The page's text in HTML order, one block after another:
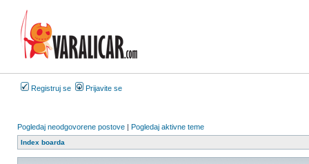
Registruj se Prijavite se
Pogledaj neodgovorene postove | Pogledaj aktivne teme
Index boarda